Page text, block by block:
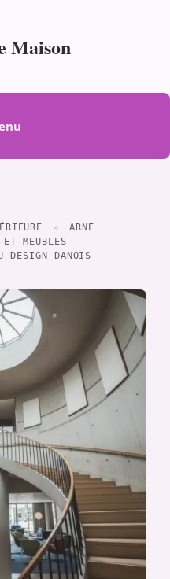
Maison
»
ARNE
MEUBLES
DESIGN DANOIS